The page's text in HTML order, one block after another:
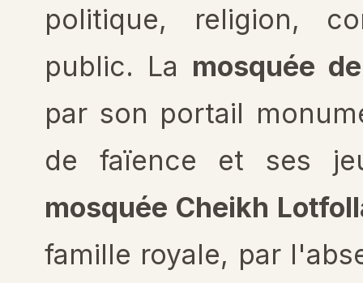
politique, religion,
public. La mosquée
par son portail
de faïence et ses
mosquée Cheikh
famille royale, par